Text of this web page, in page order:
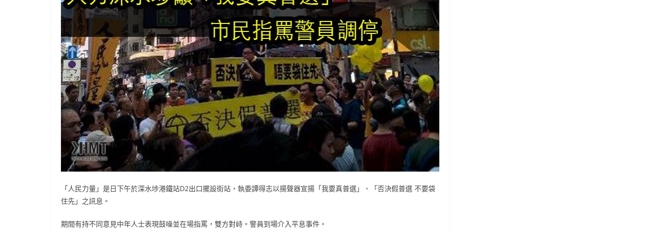
「人民力量」是日下午於深水埗港鐵站D2出口擺設街站，執委譚得志以揚聲器宣揚「我要真普選」、「否決假普選 不要袋
住先」之訊息。
期間有持不同意見中年人士表現鼓噪並在場指罵，雙方對峙。警員到場介入平息事件。